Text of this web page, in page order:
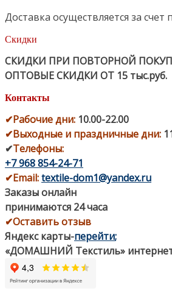
Доставка осуществляется за счет
Скидки
СКИДКИ ПРИ ПОВТОРНОЙ
ОПТОВЫЕ СКИДКИ ОТ 15 тыс.руб.
Контакты
✔Рабочие дни: 10.00-22.00
✔Выходные и праздничные дни:
✔Телефоны:
+7 968 854-24-71
✔Email:textile-dom1@yandex.ru
Заказы онлайн
принимаются 24 часа
✔Оставить отзыв
Яндекс карты-перейти;
«ДОМАШНИЙ Текстиль»